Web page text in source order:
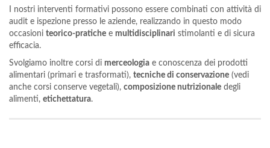
I nostri interventi formativi possono essere combinati con attività di
audit e ispezione presso le aziende, realizzando in questo modo
occasioni teorico-pratiche e multidisciplinari stimolanti e di sicura
efficacia.
Svolgiamo inoltre corsi di merceologia e conoscenza dei prodotti
alimentari (primari e trasformati), tecniche di conservazione (vedi
anche corsi conserve vegetali), composizione nutrizionale degli
alimenti, etichettatura.